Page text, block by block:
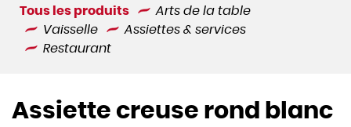
Tous les produits
Arts de la table
Vaisselle
Assiettes & services
Restaurant
Assiette creuse rond blanc